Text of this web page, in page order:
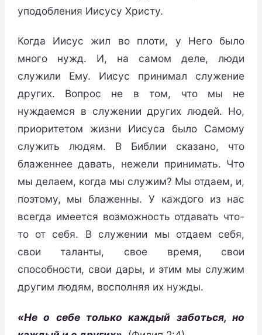
уподобления Иисусу Христу.
Когда Иисус жил во плоти, у Него было
много нужд. И, на самом деле, люди
служили Ему. Иисус принимал служение
других. Вопрос не в том, что мы не
нуждаемся в служении других людей. Но,
приоритетом жизни Иисуса было Самому
служить людям. В Библии сказано, что
блаженнее давать, нежели принимать. Что
мы делаем, когда мы служим? Мы отдаем, и,
поэтому, мы блаженны. У каждого из нас
всегда имеется возможность отдавать что-
то от себя. В служении мы отдаем себя,
свои таланты, свое время, свои
способности, свои дары, и этим мы служим
другим людям, восполняя их нужды.
«Не о себе только каждый заботься, но